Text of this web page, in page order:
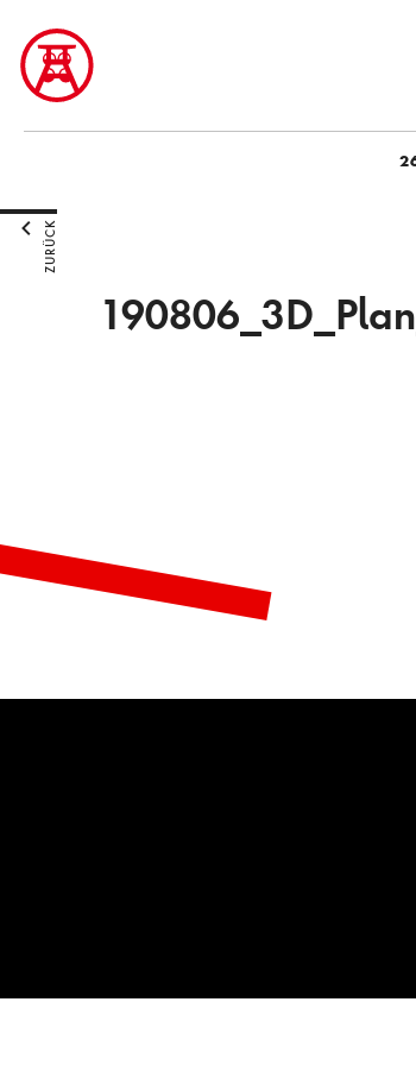
ZURÜCK